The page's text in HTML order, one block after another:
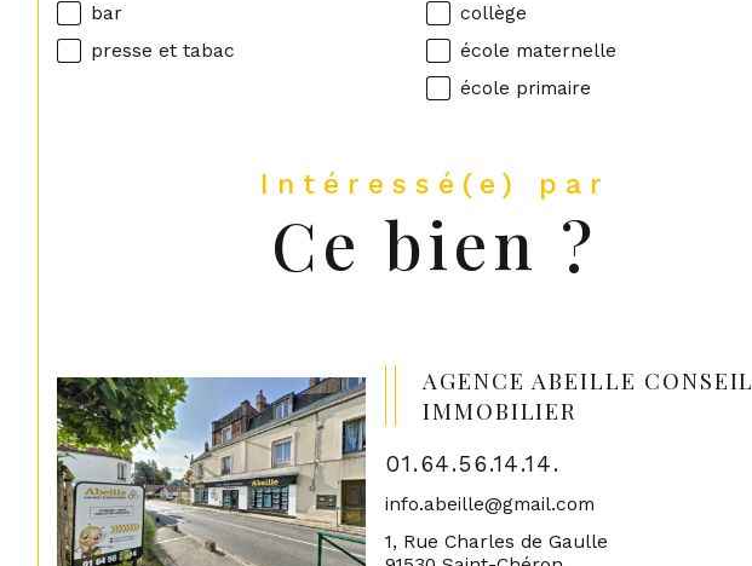
bar
presse et tabac
collège
école maternelle
école primaire
Intéressé(e) par
Ce bien ?
AGENCE ABEILLE CONSEIL
IMMOBILIER
01.64.56.14.14.
info.abeille@gmail.com
1, Rue Charles de Gaulle